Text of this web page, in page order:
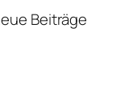
Beiträge